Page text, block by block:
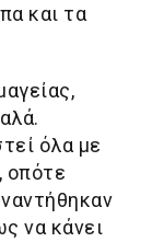
και τα
όλα με
οπότε
να κάνει